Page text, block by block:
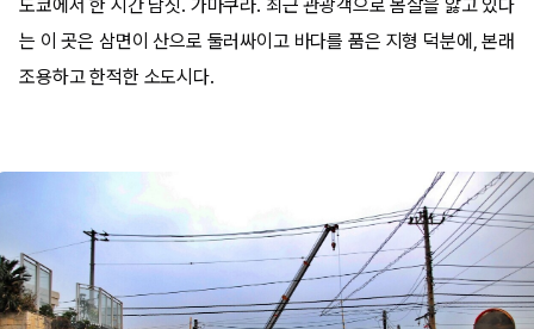
도쿄에서 한 시간 남짓. 가마쿠라. 최근 관광객으로 몸살을 앓고 있다
는 이 곳은 삼면이 산으로 둘러싸이고 바다를 품은 지형 덕분에, 본래
조용하고 한적한 소도시다.